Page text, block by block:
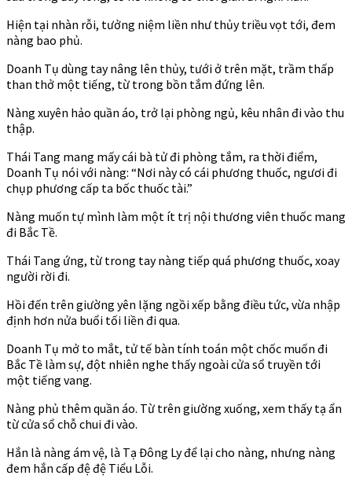
Hiện tại nhàn rỗi, tưởng niệm liền như thủy triều vọt tới, đem
nàng bao phủ.
Doanh Tụ dùng tay nâng lên thủy, tưới ở trên mặt, trầm thấp
than thở một tiếng, từ trong bồn tắm đứng lên.
Nàng xuyên hảo quần áo, trở lại phòng ngủ, kêu nhân đi vào thu
thập.
Thái Tang mang mấy cái bà tử đi phòng tắm, ra thời điểm,
Doanh Tụ nói với nàng: “Nơi này có cái phương thuốc, ngươi đi
chụp phương cấp ta bốc thuốc tài.”
Nàng muốn tự mình làm một ít trị nội thương viên thuốc mang
đi Bắc Tề.
Thái Tang ứng, từ trong tay nàng tiếp quá phương thuốc, xoay
người rời đi.
Hồi đến trên giường yên lặng ngồi xếp bằng điều tức, vừa nhập
định hơn nửa buổi tối liền đi qua.
Doanh Tụ mở to mắt, tử tế bàn tính toán một chốc muốn đi
Bắc Tề làm sự, đột nhiên nghe thấy ngoài cửa sổ truyền tới
một tiếng vang.
Nàng phủ thêm quần áo. Từ trên giường xuống, xem thấy tạ ẩn
từ cửa sổ chỗ chui đi vào.
Hắn là nàng ám vệ, là Tạ Đông Ly để lại cho nàng, nhưng nàng
đem hắn cấp đệ đệ Tiểu Lỗi.